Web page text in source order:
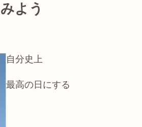
よう
自分史上
最高の日にする